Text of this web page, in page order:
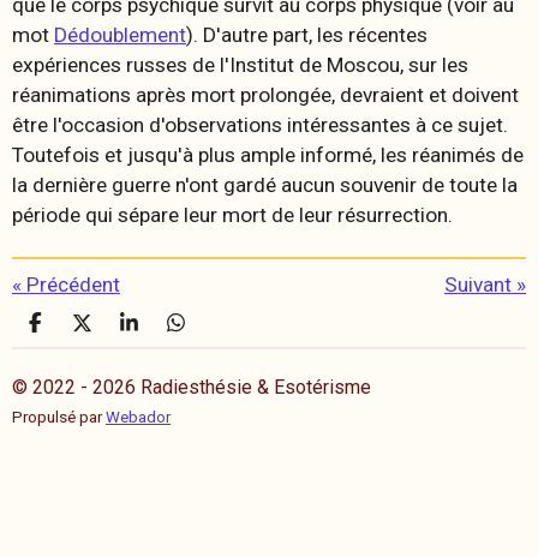
que le corps psychique survit au corps physique (voir au
mot Dédoublement). D'autre part, les récentes
expériences russes de l'Institut de Moscou, sur les
réanimations après mort prolongée, devraient et doivent
être l'occasion d'observations intéressantes à ce sujet.
Toutefois et jusqu'à plus ample informé, les réanimés de
la dernière guerre n'ont gardé aucun souvenir de toute la
période qui sépare leur mort de leur résurrection.
« Précédent Suivant »
P
a
r
t
a
P
a
a
P
a
r
t
a
P
a
r
t
© 2022 - 2026 Radiesthésie & Esotérisme
Propulsé parWebador